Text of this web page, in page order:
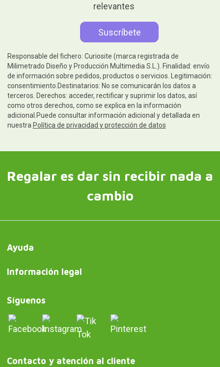
relevantes
Responsable del fichero: Curiosite (marca registrada de
Milimetrado Diseño y Producción Multimedia S.L.). Finalidad: envío
de información sobre pedidos, productos o servicios. Legitimación:
consentimiento.Destinatarios: No se comunicarán los datos a
terceros. Derechos: acceder, rectificar y suprimir los datos, así
como otros derechos, como se explica en la información
adicional.Puede consultar información adicional y detallada en
nuestra Política de privacidad y protección de datos
Regalar es dar sin recibir nada a
cambio
Ayuda
Información legal
Síguenos
Contacto y atención al cliente